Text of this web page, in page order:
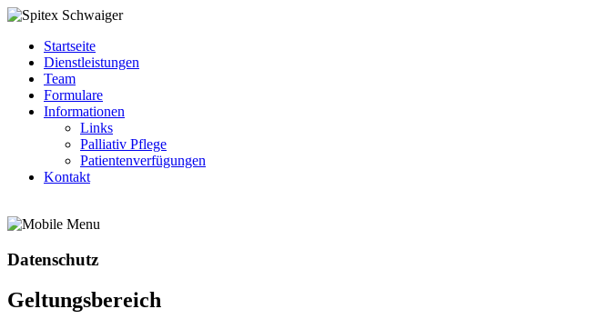
Startseite
Dienstleistungen
Team
Formulare
Informationen
Links
Palliativ Pflege
Patientenverfügungen
Kontakt
Datenschutz
Geltungsbereich